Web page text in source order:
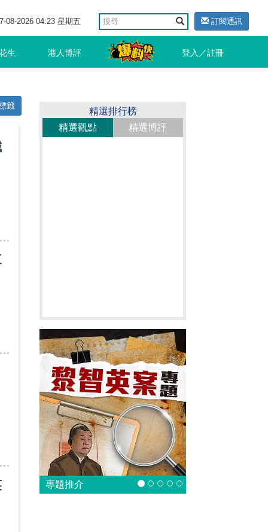
08-2026 04:23 星期五 訂閱通訊
生 港人博評 登入／註冊
籤
精選排行榜
精選觀點
精選博評
專題推介